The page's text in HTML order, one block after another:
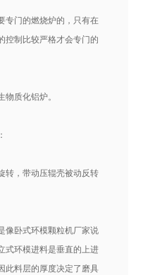
专门的燃烧炉的，只有在
控制比较严格才会专门的
物质化铝炉。
转，带动压辊壳被动反转
像卧式环模颗粒机厂家说
式环模进料是垂直的上进
此料层的厚度决定了磨具